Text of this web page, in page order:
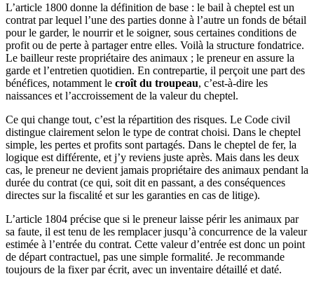
L’article 1800 donne la définition de base : le bail à cheptel est un
contrat par lequel l’une des parties donne à l’autre un fonds de bétail
pour le garder, le nourrir et le soigner, sous certaines conditions de
profit ou de perte à partager entre elles. Voilà la structure fondatrice.
Le bailleur reste propriétaire des animaux ; le preneur en assure la
garde et l’entretien quotidien. En contrepartie, il perçoit une part des
bénéfices, notamment le croît du troupeau, c’est-à-dire les
naissances et l’accroissement de la valeur du cheptel.
Ce qui change tout, c’est la répartition des risques. Le Code civil
distingue clairement selon le type de contrat choisi. Dans le cheptel
simple, les pertes et profits sont partagés. Dans le cheptel de fer, la
logique est différente, et j’y reviens juste après. Mais dans les deux
cas, le preneur ne devient jamais propriétaire des animaux pendant la
durée du contrat (ce qui, soit dit en passant, a des conséquences
directes sur la fiscalité et sur les garanties en cas de litige).
L’article 1804 précise que si le preneur laisse périr les animaux par
sa faute, il est tenu de les remplacer jusqu’à concurrence de la valeur
estimée à l’entrée du contrat. Cette valeur d’entrée est donc un point
de départ contractuel, pas une simple formalité. Je recommande
toujours de la fixer par écrit, avec un inventaire détaillé et daté.